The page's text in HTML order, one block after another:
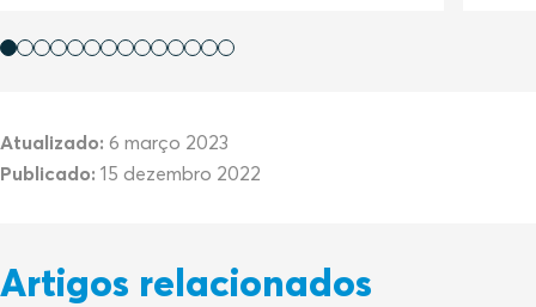
Atualizado: 6 março 2023
Publicado: 15 dezembro 2022
Artigos relacionados